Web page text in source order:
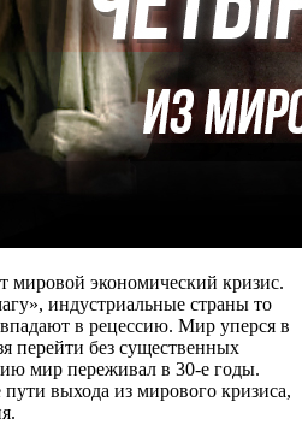
мировой экономический кризис.
индустриальные страны то
в рецессию. Мир уперся в
перейти без существенных
мир переживал в 30-е годы.
выхода из мирового кризиса,